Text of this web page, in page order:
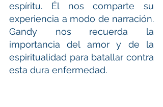
espíritu. Él nos comparte su
experiencia a modo de narración.
Gandy nos recuerda la
importancia del amor y de la
espiritualidad para batallar contra
esta dura enfermedad.